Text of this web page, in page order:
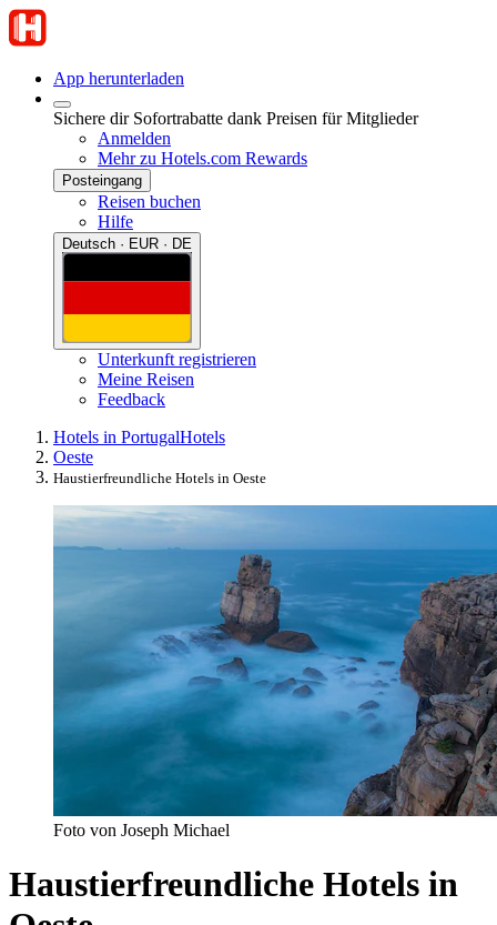
App herunterladen
Sichere dir Sofortrabatte dank Preisen für Mitglieder
Anmelden
Mehr zu Hotels.com Rewards
Posteingang
Reisen buchen
Hilfe
Deutsch · EUR · DE
Unterkunft registrieren
Meine Reisen
Feedback
Hotels in PortugalHotels
Oeste
Haustierfreundliche Hotels in Oeste
Foto von Joseph Michael
Haustierfreundliche Hotels in